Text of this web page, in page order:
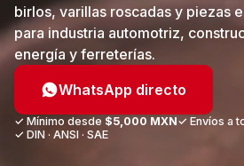
birlos, varillas roscadas y piezas
para industria automotriz,
energía y ferreterías.
WhatsApp directo
✓ Mínimo desde $5,000 MXN✓ Envíos a
✓ DIN · ANSI · SAE